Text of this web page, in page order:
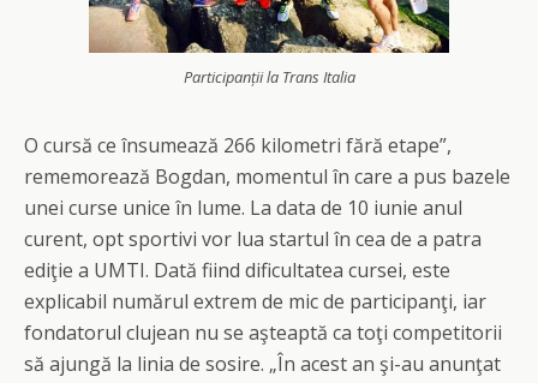
Participanții la Trans Italia
O cursă ce însumează 266 kilometri fără etape”,
rememorează Bogdan, momentul în care a pus bazele
unei curse unice în lume. La data de 10 iunie anul
curent, opt sportivi vor lua startul în cea de a patra
ediţie a UMTI. Dată fiind dificultatea cursei, este
explicabil numărul extrem de mic de participanţi, iar
fondatorul clujean nu se aşteaptă ca toţi competitorii
să ajungă la linia de sosire. „În acest an şi-au anunţat